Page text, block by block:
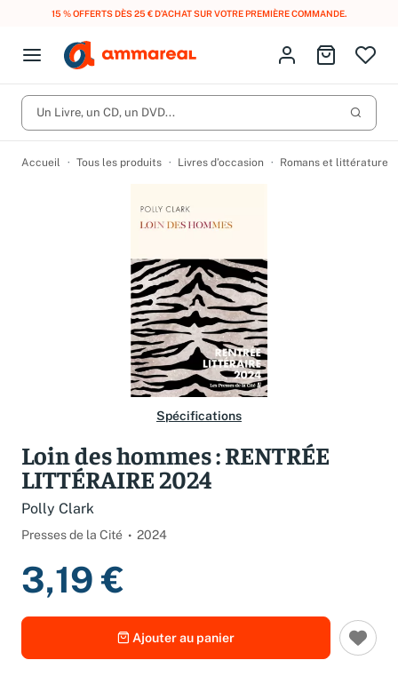
15 % OFFERTS DÈS 25 € D’ACHAT SUR VOTRE PREMIÈRE COMMANDE.
Open menu
Fermer le menu
CD d'occasion
DVD d'occasion
Meilleures ventes
Nos engagements
Lancer
Vous n'avez pas trouvé l'article que vous cherchiez ?
Activez les notifications dans votre compte pour être alerté dès
qu'il est en stock.
Créer une alerte
Identifiez-vous
Aller au
Un Livre, un CD, un DVD...
Accueil Tous les produits Livres d’occasion Romans et littérature
Spécifications
Loin des hommes : RENTRÉE
LITTÉRAIRE 2024
Polly Clark
Presses de la Cité 2024
3,19 €
Ajouter au panier